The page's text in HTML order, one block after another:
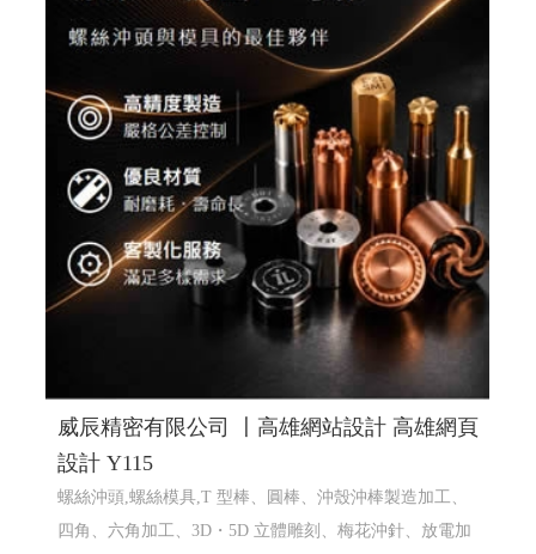
日本手工眼鏡販售維修 RWD 響應式網頁設計, 高雄網頁設
計,線上金流串接服務, 關鍵字自然優化, 企業形象網頁設
計, 客製多規格多圖上架系統, 客製活動程式設計